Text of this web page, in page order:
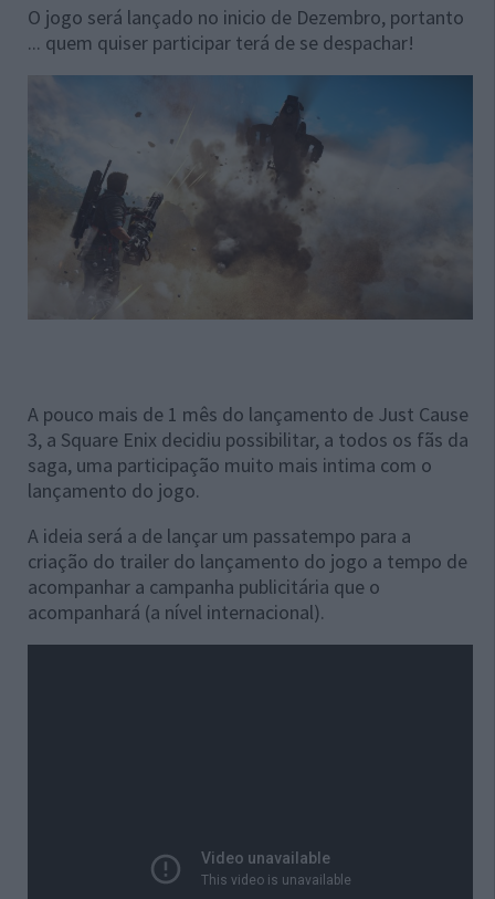
O jogo será lançado no inicio de Dezembro, portanto
... quem quiser participar terá de se despachar!
A pouco mais de 1 mês do lançamento de Just Cause
3, a Square Enix decidiu possibilitar, a todos os fãs da
saga, uma participação muito mais intima com o
lançamento do jogo.
A ideia será a de lançar um passatempo para a
criação do trailer do lançamento do jogo a tempo de
acompanhar a campanha publicitária que o
acompanhará (a nível internacional).